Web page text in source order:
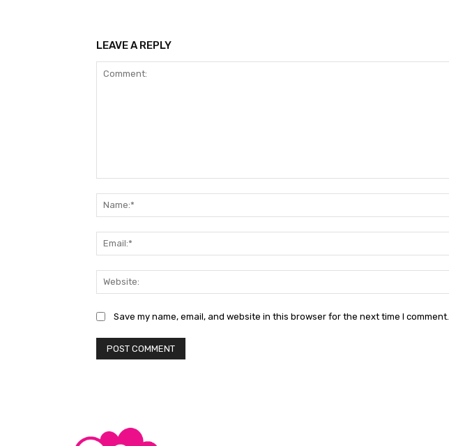
LEAVE A REPLY
Save my name, email, and website in this browser for the next time I comment.